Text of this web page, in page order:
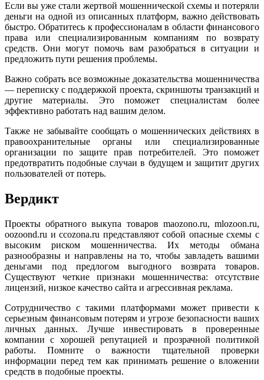
Если вы уже стали жертвой мошеннической схемы и потеряли
деньги на одной из описанных платформ, важно действовать
быстро. Обратитесь к профессионалам в области финансового
права или специализированным компаниям по возврату
средств. Они могут помочь вам разобраться в ситуации и
предложить пути решения проблемы.
Важно собрать все возможные доказательства мошенничества
— переписку с поддержкой проекта, скриншоты транзакций и
другие материалы. Это поможет специалистам более
эффективно работать над вашим делом.
Также не забывайте сообщать о мошеннических действиях в
правоохранительные органы или специализированные
организации по защите прав потребителей. Это поможет
предотвратить подобные случаи в будущем и защитит других
пользователей от потерь.
Вердикт
Проекты обратного выкупа товаров maozono.ru, mlozoon.ru,
oozoond.ru и ccozona.ru представляют собой опасные схемы с
высоким риском мошенничества. Их методы обмана
разнообразны и направлены на то, чтобы завладеть вашими
деньгами под предлогом выгодного возврата товаров.
Существуют четкие признаки мошенничества: отсутствие
лицензий, низкое качество сайта и агрессивная реклама.
Сотрудничество с такими платформами может привести к
серьезным финансовым потерям и угрозе безопасности ваших
личных данных. Лучше инвестировать в проверенные
компании с хорошей репутацией и прозрачной политикой
работы. Помните о важности тщательной проверки
информации перед тем как принимать решение о вложении
средств в подобные проекты.